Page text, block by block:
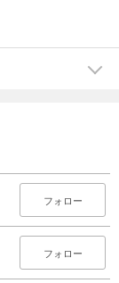
カート
試し読み
フォロー
フォロー